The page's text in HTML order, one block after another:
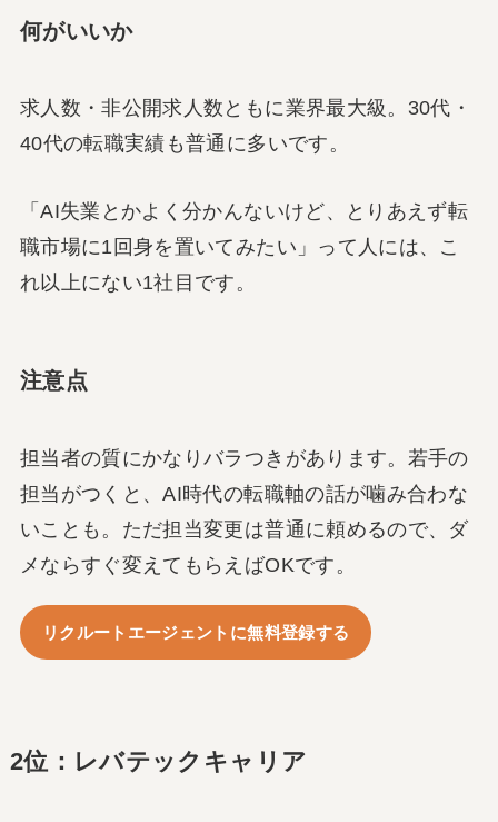
何がいいか
求人数・非公開求人数ともに業界最大級。30代・
40代の転職実績も普通に多いです。
「AI失業とかよく分かんないけど、とりあえず転
職市場に1回身を置いてみたい」って人には、こ
れ以上にない1社目です。
注意点
担当者の質にかなりバラつきがあります。若手の
担当がつくと、AI時代の転職軸の話が噛み合わな
いことも。ただ担当変更は普通に頼めるので、ダ
メならすぐ変えてもらえばOKです。
リクルートエージェントに無料登録する
2位：レバテックキャリア